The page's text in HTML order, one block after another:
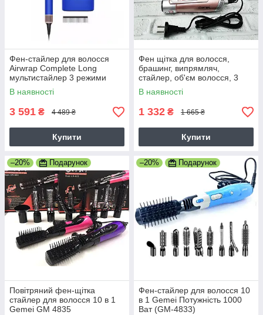
Фен-стайлер для волосся
Airwrap Complete Long
мультистайлер 3 режими
1300 Вт
В наявності
3 591 ₴ 4 489 ₴
Купити
Фен щітка для волосся,
брашинг, випрямляч,
стайлер, об'єм волосся, 3
температури, 2200 Вт Gemei
7 в 1 Рожевий
В наявності
1 332 ₴ 1 665 ₴
Купити
–20% Подарунок
Повітряний фен-щітка
стайлер для волосся 10 в 1
Gemei GM 4835
–20% Подарунок
Фен-стайлер для волосся 10
в 1 Gemei Потужність 1000
Ват (GM-4833)